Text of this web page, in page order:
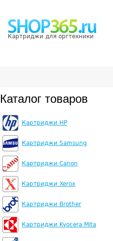
Картриджи для оргтехники
Каталог товаров
Картриджи HP
Картриджи Samsung
Картриджи Canon
Картриджи Xerox
Картриджи Brother
Картриджи Kyocera Mita